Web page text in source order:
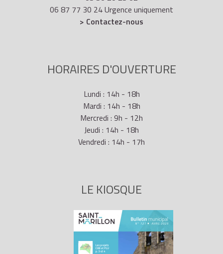
06 87 77 30 24 Urgence uniquement
> Contactez-nous
HORAIRES D'OUVERTURE
Lundi : 14h - 18h
Mardi : 14h - 18h
Mercredi : 9h - 12h
Jeudi : 14h - 18h
Vendredi : 14h - 17h
LE KIOSQUE